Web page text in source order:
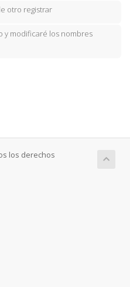
otro registrar
y modificaré los nombres
los derechos